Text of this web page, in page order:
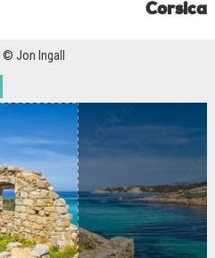
Corsica
Jon Ingall